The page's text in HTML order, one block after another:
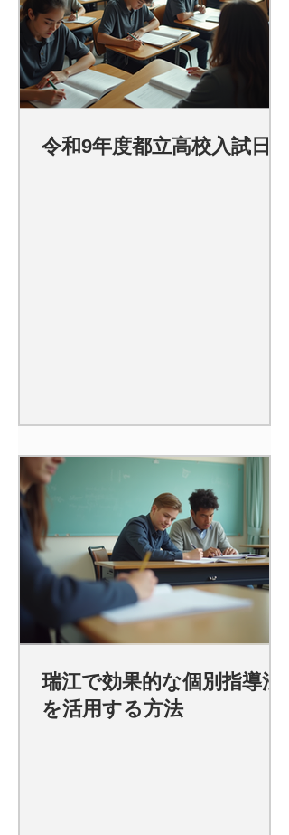
令和9年度都立高校入試日程
瑞江で効果的な個別指導法
を活用する方法